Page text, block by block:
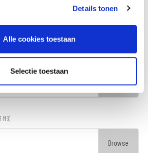
Details tonen
Alle cookies toestaan
Selectie toestaan
MB)